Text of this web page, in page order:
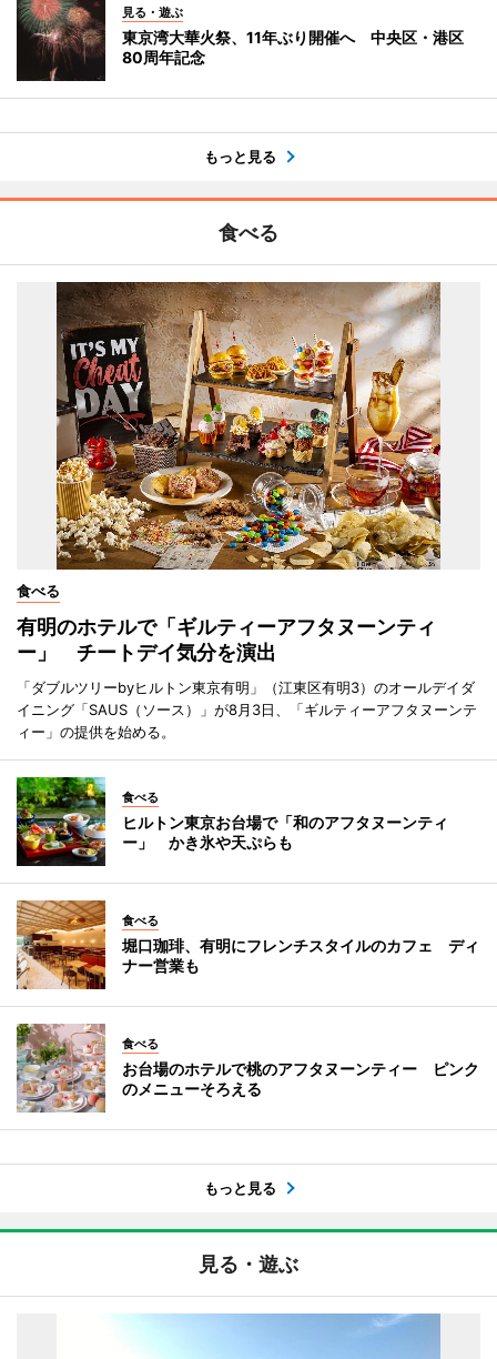
見る・遊ぶ
東京湾大華火祭、11年ぶり開催へ 中央区・港区
80周年記念
もっと見る
食べる
食べる
有明のホテルで「ギルティーアフタヌーンティ
ー」 チートデイ気分を演出
「ダブルツリーbyヒルトン東京有明」（江東区有明3）のオールデイダ
イニング「SAUS（ソース）」が8月3日、「ギルティーアフタヌーンテ
ィー」の提供を始める。
食べる
ヒルトン東京お台場で「和のアフタヌーンティ
ー」 かき氷や天ぷらも
食べる
堀口珈琲、有明にフレンチスタイルのカフェ ディ
ナー営業も
食べる
お台場のホテルで桃のアフタヌーンティー ピンク
のメニューそろえる
もっと見る
見る・遊ぶ